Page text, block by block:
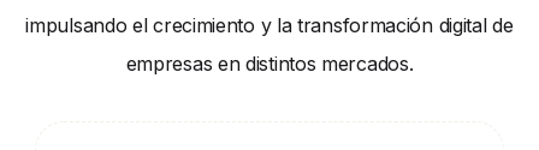
impulsando el crecimiento y la transformación digital de
empresas en distintos mercados.